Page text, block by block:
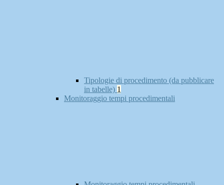
Tipologie di procedimento (da pubblicare
in tabelle) 1
Monitoraggio tempi procedimentali